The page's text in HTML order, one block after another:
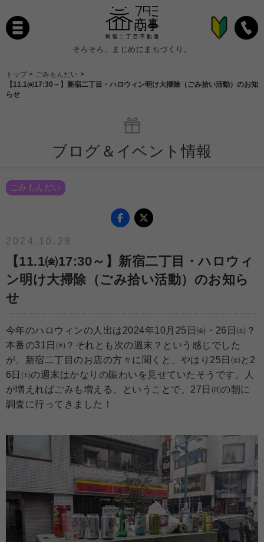
そろそろ、まじめにまちづくり。
トップ > ごみもんだい >
【11.1㈮17:30～】新宿二丁目・ハロウィン明け大掃除（ごみ拾い活動）のお知
らせ
ブログ＆イベント情報
ごみもんだい
2024.10.28
【11.1㈮17:30～】新宿二丁目・ハロウィ
ン明け大掃除（ごみ拾い活動）のお知ら
せ
今年のハロウィンの人出は2024年10月25日㈮・26日㈯？
本番の31日㈭？それとも次の週末？という感じでした
が、新宿二丁目のお店の方々に聞くと、やはり25日㈮と2
6日㈯の週末はかなりの賑わいを見せていたそうです。人
が増えればごみも増える、ということで、27日㈰の朝に
調査に行ってきました！